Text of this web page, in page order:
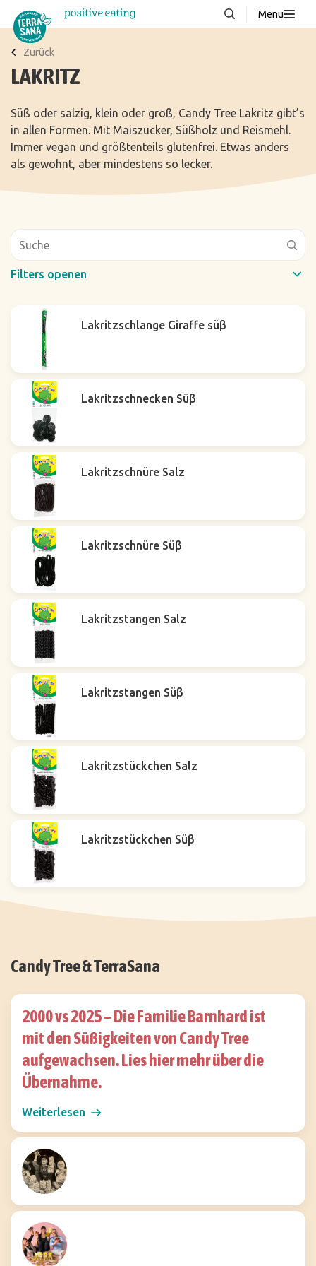
Menu
Über uns
Wissenswertes
FAQ
Rezepte
Zurück
LAKRITZ
Süß oder salzig, klein oder groß, Candy Tree Lakritz gibt’s
in allen Formen. Mit Maiszucker, Süßholz und Reismehl.
Immer vegan und größtenteils glutenfrei. Etwas anders
als gewohnt, aber mindestens so lecker.
Filters openen
Lakritzschlange Giraffe süβ
Lakritzschnecken Süβ
Lakritzschnüre Salz
Lakritzschnüre Süβ
Lakritzstangen Salz
Lakritzstangen Süβ
Lakritzstückchen Salz
Lakritzstückchen Süβ
Candy Tree & TerraSana
2000 vs 2025 – Die Familie Barnhard ist
mit den Süßigkeiten von Candy Tree
aufgewachsen. Lies hier mehr über die
Übernahme.
Weiterlesen